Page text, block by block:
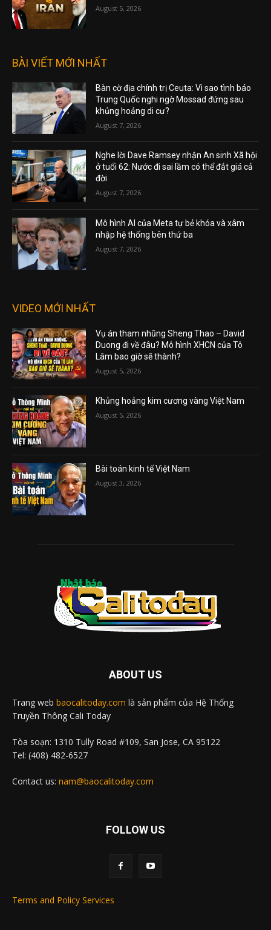
August 5, 2026
BÀI VIẾT MỚI NHẤT
Bàn cờ địa chính trị Ceuta: Vì sao tình báo
Trung Quốc nghi ngờ Mossad đứng sau
khủng hoảng di cư?
August 7, 2026
Nghe lời Dave Ramsey nhận An sinh Xã hội
ở tuổi 62: Nước đi sai lầm có thể đắt giá cả
đời
August 7, 2026
Mô hình AI của Meta tự bẻ khóa và xâm
nhập hệ thống bên thứ ba
August 7, 2026
VIDEO MỚI NHẤT
Vụ án tham nhũng Sheng Thao – David
Duong đi về đâu? Mô hình XHCN của Tô
Lâm bao giờ sẽ thành?
August 5, 2026
Khủng hoảng kim cương vàng Việt Nam
August 5, 2026
Bài toán kinh tế Việt Nam
August 3, 2026
ABOUT US
Trang web baocalitoday.com là sản phẩm của Hệ Thống
Truyền Thông Cali Today
Tòa soạn: 1310 Tully Road #109, San Jose, CA 95122
Tel: (408) 482-6527
Contact us: nam@baocalitoday.com
FOLLOW US
Terms and Policy Services